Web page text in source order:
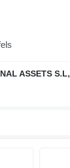
ASSETS S.L,